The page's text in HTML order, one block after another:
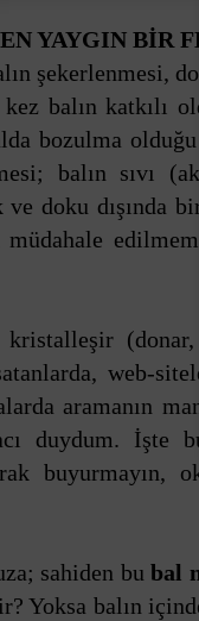
YAYGIN BİR
şekerlenmesi,
balın katkılı
bozulma
balın sıvı
doku dışında
müdahale
(donar,
web-
aramanın
duydum. İşte
buyurmayın,
sahiden bubal
Yoksa balın